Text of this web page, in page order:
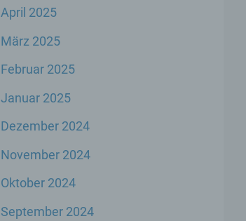
April 2025
März 2025
Februar 2025
Januar 2025
Dezember 2024
November 2024
Oktober 2024
September 2024